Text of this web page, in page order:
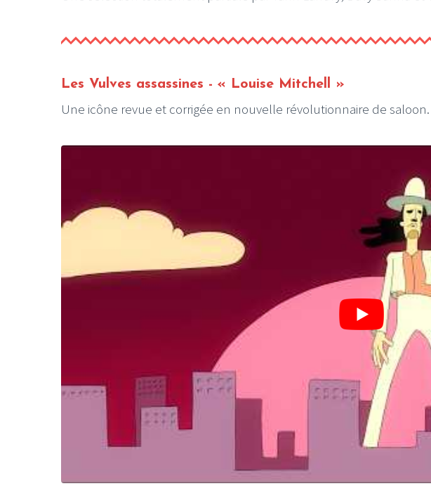
Les Vulves assassines - « Louise Mitchell »
Une icône revue et corrigée en nouvelle révolutionnaire de